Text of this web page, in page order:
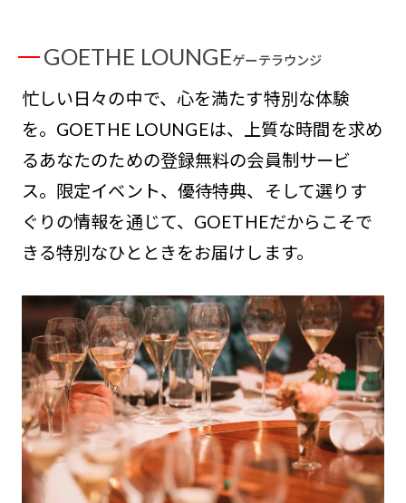
GOETHE LOUNGEゲーテラウンジ
忙しい日々の中で、心を満たす特別な体験
を。GOETHE LOUNGEは、上質な時間を求め
るあなたのための登録無料の会員制サービ
ス。限定イベント、優待特典、そして選りす
ぐりの情報を通じて、GOETHEだからこそで
きる特別なひとときをお届けします。